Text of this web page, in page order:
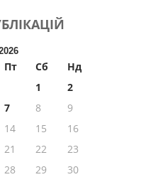
Пт Сб
Нд
1
2
7 8
9
14 15
16
21 22
23
28 29
30